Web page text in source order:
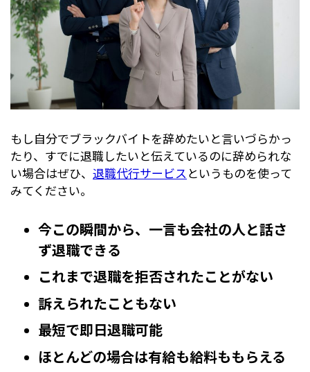
もし自分でブラックバイトを辞めたいと言いづらかっ
たり、すでに退職したいと伝えているのに辞められな
い場合はぜひ、 退職代行サービス というものを使って
みてください。
今この瞬間から、一言も会社の人と話さ
ず退職できる
これまで退職を拒否されたことがない
訴えられたこともない
最短で即日退職可能
ほとんどの場合は有給も給料ももらえる